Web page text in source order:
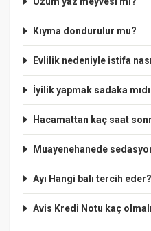
Kıyma dondurulur mu?
Evlilik nedeniyle istifa
İyilik yapmak sadaka
Hacamattan kaç saat
Muayenehanede sedasyon
Ayı Hangi balı tercih eder?
Avis Kredi Notu kaç